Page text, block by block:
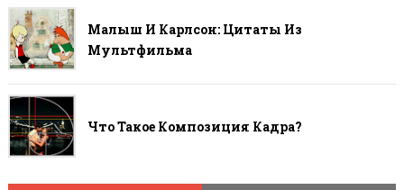
Малыш И Карлсон: Цитаты Из
Мультфильма
Что Такое Композиция Кадра?